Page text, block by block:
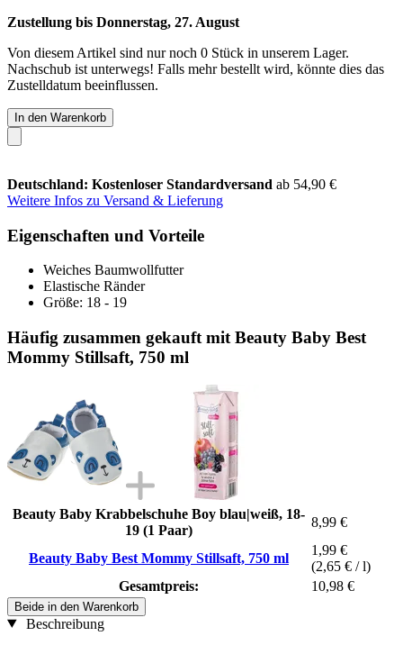
Zustellung bis Donnerstag, 27. August
Von diesem Artikel sind nur noch 0 Stück in unserem Lager.
Nachschub ist unterwegs! Falls mehr bestellt wird, könnte dies das
Zustelldatum beeinflussen.
In den Warenkorb
Deutschland: Kostenloser Standardversand ab 54,90 €
Weitere Infos zu Versand & Lieferung
Eigenschaften und Vorteile
Weiches Baumwollfutter
Elastische Ränder
Größe: 18 - 19
Häufig zusammen gekauft mit Beauty Baby Best
Mommy Stillsaft, 750 ml
Beauty Baby Krabbelschuhe Boy blau|weiß, 18-
19 (1 Paar)
8,99 €
Beauty Baby Best Mommy Stillsaft, 750 ml
1,99 €
(2,65 € / l)
Gesamtpreis:
10,98 €
Beide in den Warenkorb
Beschreibung